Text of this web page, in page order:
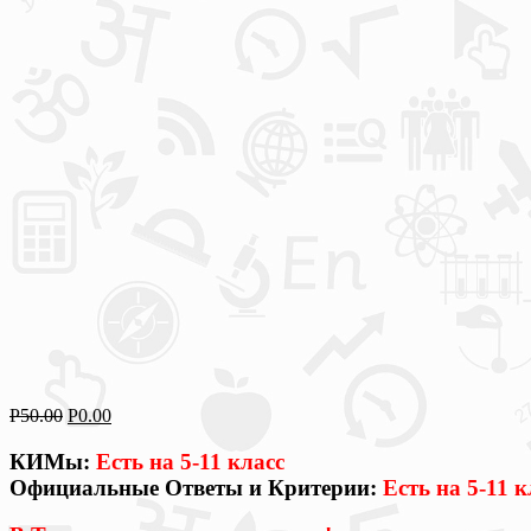
Р50.00 Р0.00
КИМы: Есть на 5-11 класс
Официальные Ответы и Критерии: Есть на 5-11